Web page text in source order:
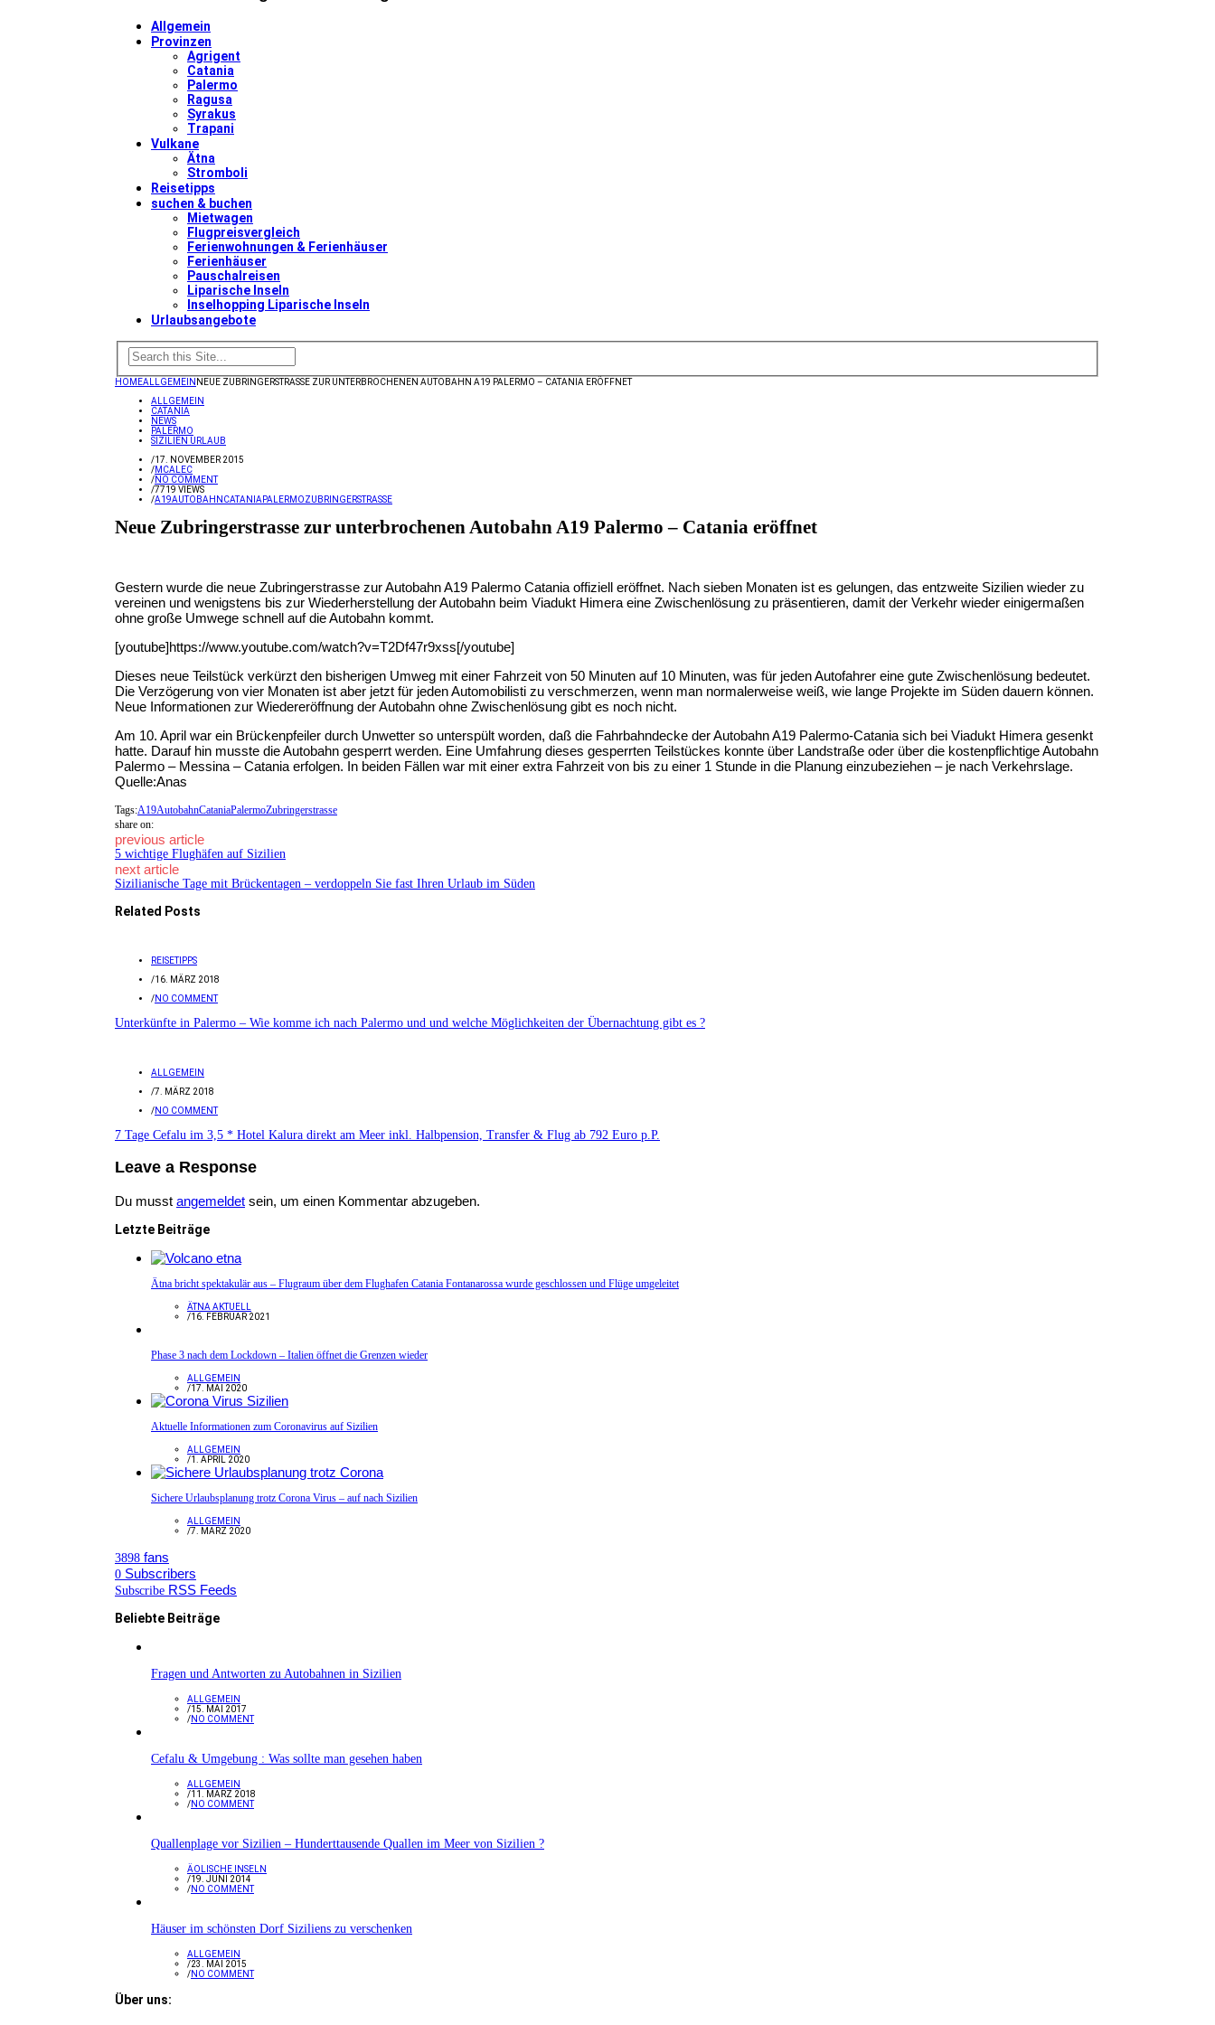
Allgemein
Provinzen
Agrigent
Catania
Palermo
Ragusa
Syrakus
Trapani
Vulkane
Ätna
Stromboli
Reisetipps
suchen & buchen
Mietwagen
Flugpreisvergleich
Ferienwohnungen & Ferienhäuser
Ferienhäuser
Pauschalreisen
Liparische Inseln
Inselhopping Liparische Inseln
Urlaubsangebote
HOMEALLGEMEIN NEUE ZUBRINGERSTRASSE ZUR UNTERBROCHENEN AUTOBAHN A19 PALERMO – CATANIA ERÖFFNET
ALLGEMEIN
CATANIA
NEWS
PALERMO
SIZILIEN URLAUB
/17. NOVEMBER 2015
/MCALEC
/NO COMMENT
/7719 VIEWS
/A19AUTOBAHN CATANIA PALERMOZUBRINGERSTRASSE
Neue Zubringerstrasse zur unterbrochenen Autobahn A19 Palermo – Catania eröffnet
Gestern wurde die neue Zubringerstrasse zur Autobahn A19 Palermo Catania offiziell eröffnet. Nach sieben Monaten ist es gelungen, das entzweite Sizilien wieder zu
vereinen und wenigstens bis zur Wiederherstellung der Autobahn beim Viadukt Himera eine Zwischenlösung zu präsentieren, damit der Verkehr wieder einigermaßen
ohne große Umwege schnell auf die Autobahn kommt.
[youtube]https://www.youtube.com/watch?v=T2Df47r9xss[/youtube]
Dieses neue Teilstück verkürzt den bisherigen Umweg mit einer Fahrzeit von 50 Minuten auf 10 Minuten, was für jeden Autofahrer eine gute Zwischenlösung bedeutet.
Die Verzögerung von vier Monaten ist aber jetzt für jeden Automobilisti zu verschmerzen, wenn man normalerweise weiß, wie lange Projekte im Süden dauern können.
Neue Informationen zur Wiedereröffnung der Autobahn ohne Zwischenlösung gibt es noch nicht.
Am 10. April war ein Brückenpfeiler durch Unwetter so unterspült worden, daß die Fahrbahndecke der Autobahn A19 Palermo-Catania sich bei Viadukt Himera gesenkt
hatte. Darauf hin musste die Autobahn gesperrt werden. Eine Umfahrung dieses gesperrten Teilstückes konnte über Landstraße oder über die kostenpflichtige Autobahn
Palermo – Messina – Catania erfolgen. In beiden Fällen war mit einer extra Fahrzeit von bis zu einer 1 Stunde in die Planung einzubeziehen – je nach Verkehrslage.
Quelle:Anas
Tags:A19AutobahnCataniaPalermoZubringerstrasse
share on:
previous article
5 wichtige Flughäfen auf Sizilien
next article
Sizilianische Tage mit Brückentagen – verdoppeln Sie fast Ihren Urlaub im Süden
Related Posts
REISETIPPS
/16. MÄRZ 2018
/NO COMMENT
Unterkünfte in Palermo – Wie komme ich nach Palermo und und welche Möglichkeiten der Übernachtung gibt es ?
ALLGEMEIN
/7. MÄRZ 2018
/NO COMMENT
7 Tage Cefalu im 3,5 * Hotel Kalura direkt am Meer inkl. Halbpension, Transfer & Flug ab 792 Euro p.P.
Leave a Response
Du musst angemeldet sein, um einen Kommentar abzugeben.
Letzte Beiträge
Ätna bricht spektakulär aus – Flugraum über dem Flughafen Catania Fontanarossa wurde geschlossen und Flüge umgeleitet
ÄTNA AKTUELL
/16. FEBRUAR 2021
Phase 3 nach dem Lockdown – Italien öffnet die Grenzen wieder
ALLGEMEIN
/17. MAI 2020
Aktuelle Informationen zum Coronavirus auf Sizilien
ALLGEMEIN
/1. APRIL 2020
Sichere Urlaubsplanung trotz Corona Virus – auf nach Sizilien
ALLGEMEIN
/7. MÄRZ 2020
3898 fans
0 Subscribers
Subscribe RSS Feeds
Beliebte Beiträge
Fragen und Antworten zu Autobahnen in Sizilien
ALLGEMEIN
/15. MAI 2017
/NO COMMENT
Cefalu & Umgebung : Was sollte man gesehen haben
ALLGEMEIN
/11. MÄRZ 2018
/NO COMMENT
Quallenplage vor Sizilien – Hunderttausende Quallen im Meer von Sizilien ?
ÄOLISCHE INSELN
/19. JUNI 2014
/NO COMMENT
Häuser im schönsten Dorf Siziliens zu verschenken
ALLGEMEIN
/23. MAI 2015
/NO COMMENT
Über uns: